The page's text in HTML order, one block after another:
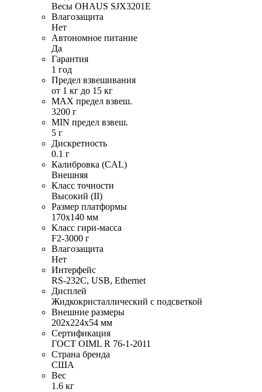
Весы OHAUS SJX3201E
Влагозащита
Нет
Автономное питание
Да
Гарантия
1 год
Предел взвешивания
от 1 кг до 15 кг
MAX предел взвеш.
3200 г
MIN предел взвеш.
5 г
Дискретность
0.1 г
Калибровка (CAL)
Внешняя
Класс точности
Высокий (II)
Размер платформы
170х140 мм
Класс гири-масса
F2-3000 г
Влагозащита
Нет
Интерфейс
RS-232C, USB, Ethernet
Дисплей
Жидкокристаллический с подсветкой
Внешние размеры
202х224х54 мм
Сертификация
ГОСТ OIML R 76-1-2011
Страна бренда
США
Вес
1.6 кг